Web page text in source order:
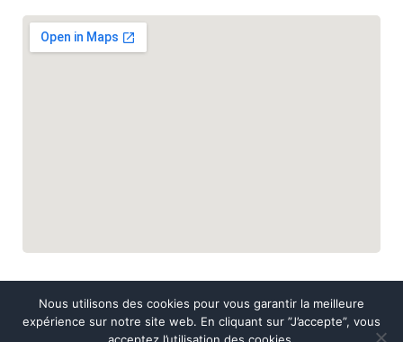
Nous utilisons des cookies pour vous garantir la meilleure
expérience sur notre site web. En cliquant sur ”J’accepte”, vous